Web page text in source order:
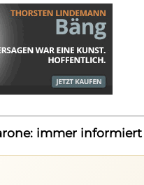
immer informiert